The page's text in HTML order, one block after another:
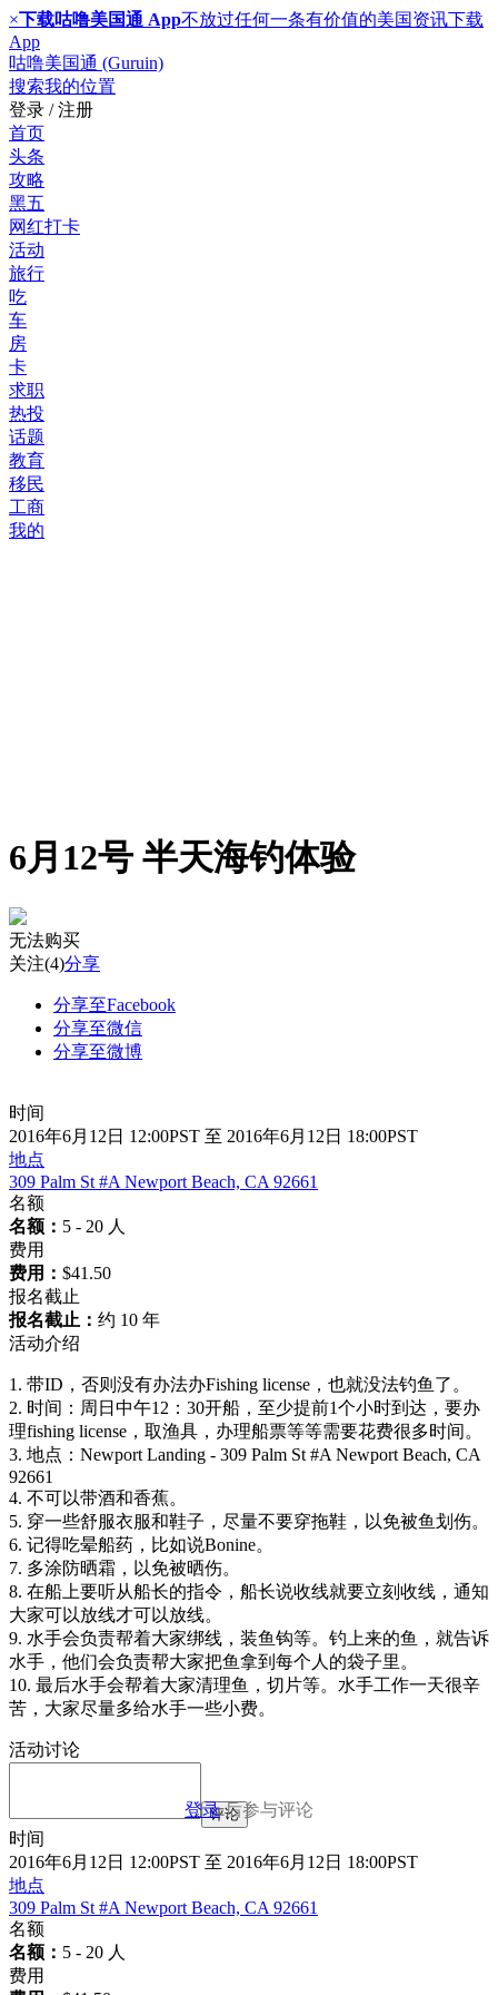
×下载咕噜美国通 App不放过任何一条有价值的美国资讯下载
App
咕噜美国通 (Guruin)
搜索我的位置
登录 / 注册
首页
头条
攻略
黑五
网红打卡
活动
旅行
吃
车
房
卡
求职
热投
话题
教育
移民
工商
我的
6月12号 半天海钓体验
无法购买
关注(4)分享
分享至Facebook
分享至微信
分享至微博
时间
2016年6月12日 12:00PST 至 2016年6月12日 18:00PST
地点
309 Palm St #A Newport Beach, CA 92661
名额
名额： 5 - 20 人
费用
费用： $41.50
报名截止
报名截止： 约 10 年
活动介绍
1. 带ID，否则没有办法办Fishing license，也就没法钓鱼了。
2. 时间：周日中午12：30开船，至少提前1个小时到达，要办
理fishing license，取渔具，办理船票等等需要花费很多时间。
3. 地点：Newport Landing - 309 Palm St #A Newport Beach, CA
92661
4. 不可以带酒和香蕉。
5. 穿一些舒服衣服和鞋子，尽量不要穿拖鞋，以免被鱼划伤。
6. 记得吃晕船药，比如说Bonine。
7. 多涂防晒霜，以免被晒伤。
8. 在船上要听从船长的指令，船长说收线就要立刻收线，通知
大家可以放线才可以放线。
9. 水手会负责帮着大家绑线，装鱼钩等。钓上来的鱼，就告诉
水手，他们会负责帮大家把鱼拿到每个人的袋子里。
10. 最后水手会帮着大家清理鱼，切片等。水手工作一天很辛
苦，大家尽量多给水手一些小费。
活动讨论
登录后参与评论
评论
时间
2016年6月12日 12:00PST 至 2016年6月12日 18:00PST
地点
309 Palm St #A Newport Beach, CA 92661
名额
名额： 5 - 20 人
费用